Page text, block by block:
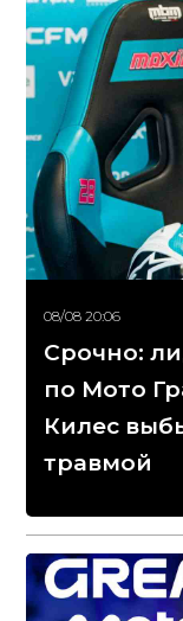
08/08 20:06
Срочно:
по Мото
Килес
травмой